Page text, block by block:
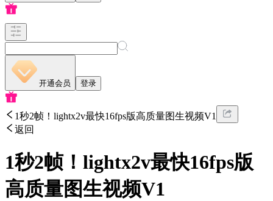
开通会员 登录
1秒2帧！lightx2v最快16fps版高质量图生视频V1
返回
1秒2帧！lightx2v最快16fps版
高质量图生视频V1